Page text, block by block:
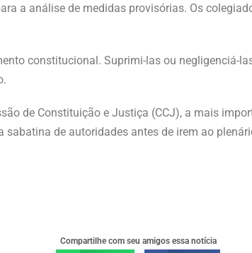
a análise de medidas provisórias. Os
constitucional. Suprimi-las ou negligenciá-
de Constituição e Justiça (CCJ), a mais
de autoridades antes de irem ao
Compartilhe com seu amigos essa notícia